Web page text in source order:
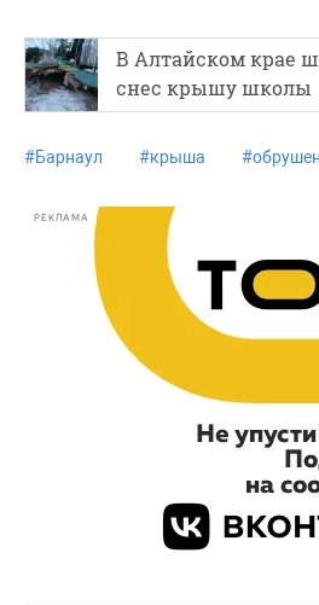
В Алтайском крае
снес крышу школы
#Барнаул #крыша #
РЕКЛАМА